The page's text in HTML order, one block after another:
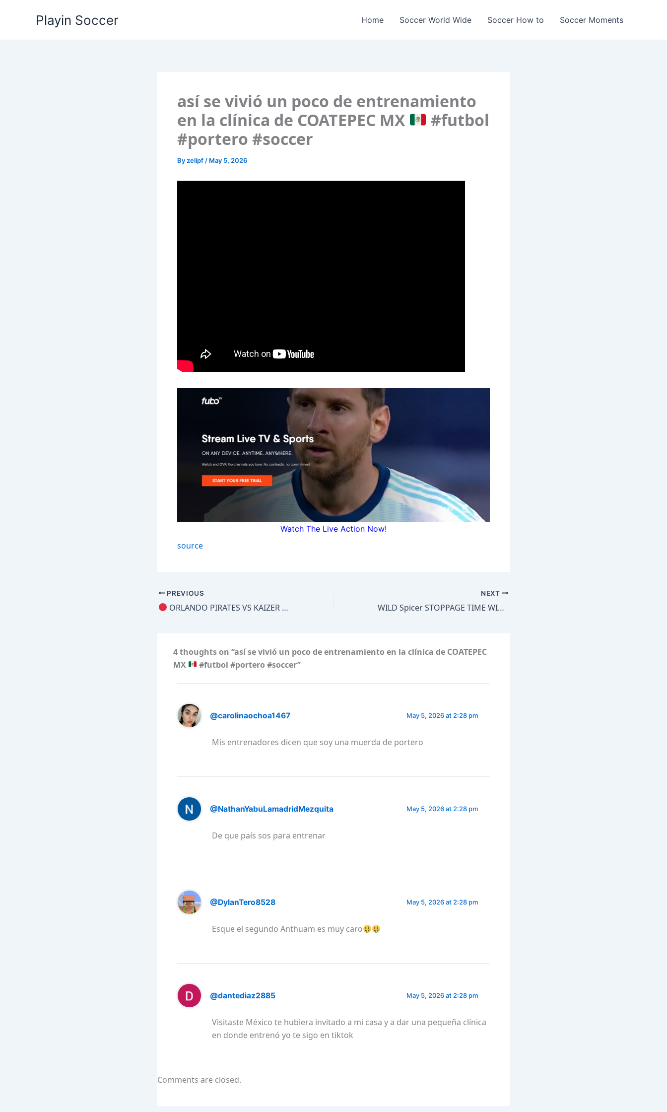
Playin Soccer Home Soccer World Wide Soccer How to Soccer Moments
así se vivió un poco de entrenamiento
en la clínica de COATEPEC MX
#futbol
#portero #soccer
Byzelipf / May 5, 2026
Watch The Live Action Now!
source
PREVIOUS
ORLANDO PIRATES VS KAIZER CHIEFS BETWAY PREMIERSHIP 2025/2026 PREVIEW, LIVE MATCH TODAY
NEXT
WILD Spicer STOPPAGE TIME WINNER!!
4 thoughts on “así se vivió un poco de entrenamiento en la clínica de COATEPEC
MX
#futbol #portero #soccer”
@carolinaochoa1467 May 5, 2026 at 2:28 pm
Mis entrenadores dicen que soy una muerda de portero
@NathanYabuLamadridMezquita May 5, 2026 at 2:28 pm
De que país sos para entrenar
@DylanTero8528 May 5, 2026 at 2:28 pm
Esque el segundo Anthuam es muy caro
@dantediaz2885 May 5, 2026 at 2:28 pm
Visitaste México te hubiera invitado a mi casa y a dar una pequeña clínica
en donde entrenó yo te sigo en tiktok
Comments are closed.